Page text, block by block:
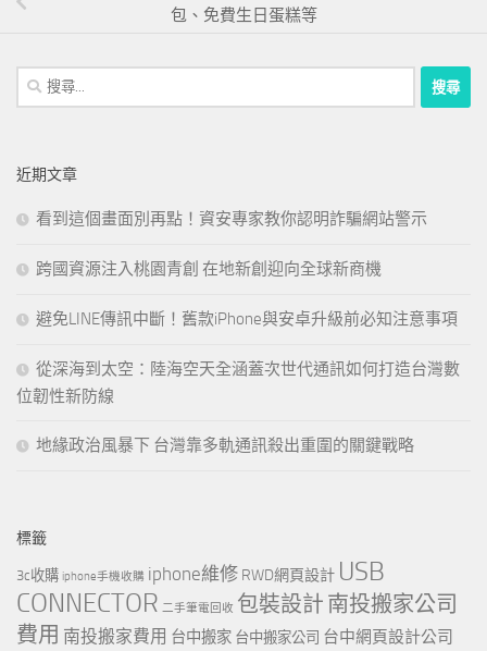
包、免費生日蛋糕等
搜
尋
字:
近期文章
看到這個畫面別再點！資安專家教你認明詐騙網站警示
跨國資源注入桃園青創 在地新創迎向全球新商機
避免LINE傳訊中斷！舊款iPhone與安卓升級前必知注意事項
從深海到太空：陸海空天全涵蓋次世代通訊如何打造台灣數
位韌性新防線
地緣政治風暴下 台灣靠多軌通訊殺出重圍的關鍵戰略
標籤
3c收購 iphone手機收購 iphone維修 RWD網頁設計 USB
CONNECTOR 二手筆電回收 包裝設計 南投搬家公司
費用 南投搬家費用 台中搬家 台中搬家公司 台中網頁設計公司